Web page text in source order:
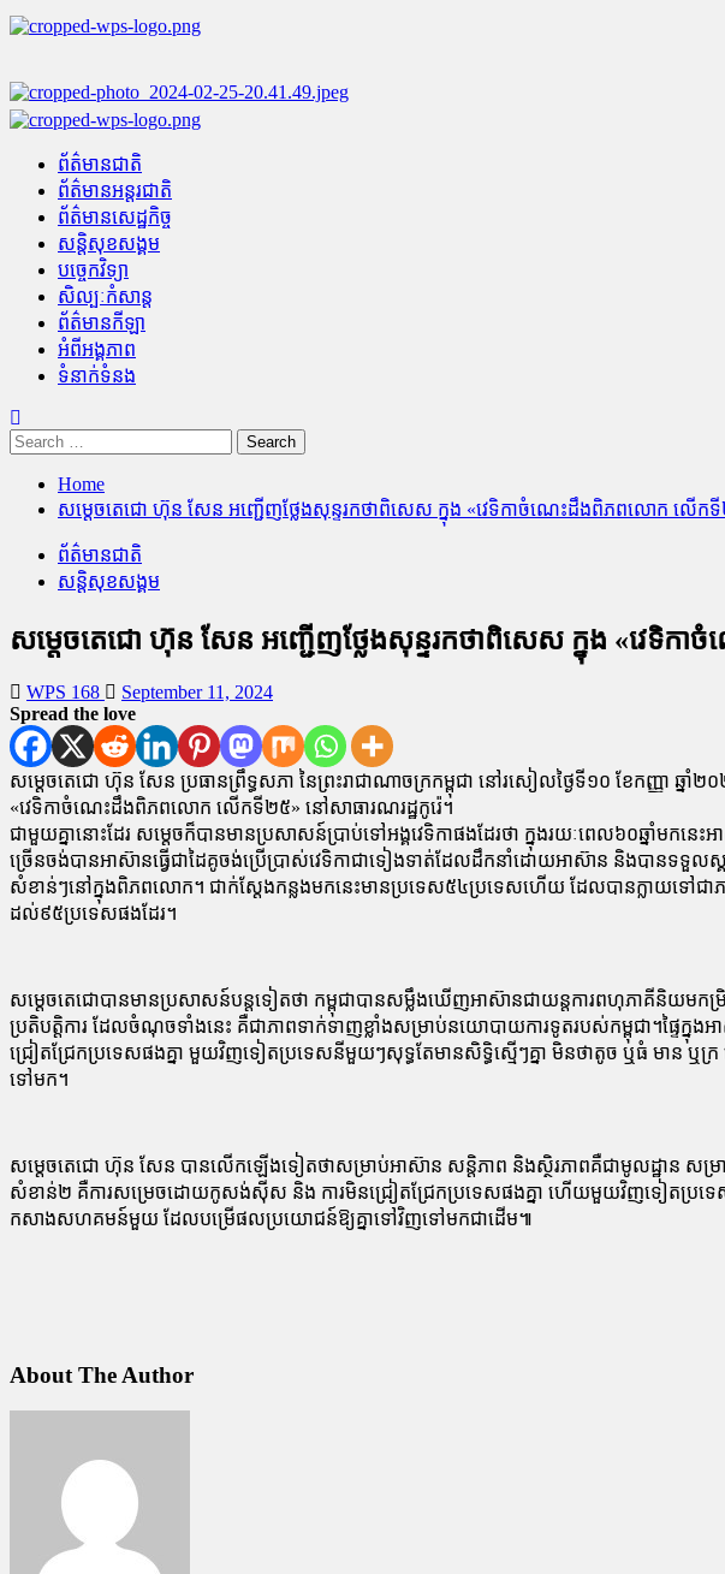
Skip
to
Primary
ព័ត៌មានជាតិ
ព័ត៌មានអន្តរជាតិ
ព័ត៌មានសេដ្ឋកិច្ច
សន្តិសុខសង្គម
បច្ចេកវិទ្យា
សិល្បៈកំសាន្ត
ព័ត៌មានកីឡា
អំពីអង្គភាព
ទំនាក់ទំនង
Search
for:
Home
សម្តេចតេជោ ហ៊ុន សែន អញ្ជើញថ្លែងសុន្ទរកថាពិសេស ក្នុង «វេទិកាចំណេះដឹងពិភពលោក លើក
ព័ត៌មានជាតិ
សន្តិសុខសង្គម
សម្តេចតេជោ ហ៊ុន សែន អញ្ជើញថ្លែងសុន្ទរកថាពិសេស ក្នុង «វេទិ
WPS 168
September 11, 2024
Spread the love
សម្តេចតេជោ ហ៊ុន សែន ប្រធានព្រឹទ្ធសភា នៃព្រះរាជាណាចក្រកម្ពុជា នៅរសៀលថ្ងៃទី១០ ខែកញ្ញា ឆ្នាំ
«វេទិកាចំណេះដឹងពិភពលោក លើកទី២៥» នៅសាធារណរដ្ឋកូរ៉េ។
ជាមួយគ្នានោះដែរ សម្តេចក៏បានមានប្រសាសន៍ប្រាប់ទៅអង្គវេទិកាផងដែរថា ក្នុងរយៈពេល៦០​ឆ្នាំមក​ន
ច្រើន​ចង់​បាន​អាស៊ាន​ធ្វើ​ជាដៃគូ​ចង់​ប្រើ​ប្រា​ស់​វេទិកា​ជា​ទៀងទាត់​ដែលដឹកនាំដោយអាស៊ាន និងបានទទួ
សំខាន់ៗ​នៅ​ក្នុង​ពិភពលោក។ ជាក់ស្តែងកន្លងមកនេះមានប្រទេស៥៤ប្រទេសហើយ ដែលបាន​ក្លាយ​ទៅ​ជា​
ដល់៩៥ប្រទេសផងដែរ។
សម្ដេចតេជោបានមានប្រសាសន៍បន្តទៀតថា កម្ពុជាបានសម្លឹងឃើញអាស៊ានជាយន្តការ​ពហុភាគីនិយម
ប្រតិបត្តិការ ដែលចំណុចទាំងនេះ គឺជាភាពទាក់ទាញខ្លាំងសម្រាប់នយោបាយការទូតរបស់កម្ពុជា។ផ្ទៃ
ជ្រៀតជ្រែកប្រទេសផងគ្នា មួយវិញទៀតប្រទេសនីមួយៗសុទ្ធតែមានសិទ្ធិស្មើៗគ្នា មិនថាតូច ឬធំ មាន
ទៅមក។
សម្តេចតេជោ ហ៊ុន សែន បានលើកឡើងទៀតថាសម្រាប់អាស៊ាន សន្តិភាព និងស្ថិរភាពគឺជាមូលដ្ឋាន សម្រ
សំខាន់២ គឺ​ការ​សម្រេច​ដោយ​កូសង់ស៊ីស និង ការមិនជ្រៀតជ្រែកប្រទេសផងគ្នា ហើយមួយវិញ​ទៀត​ប្រទេស​
កសាងសហគមន៍មួយ ដែលបម្រើផល​ប្រយោជន៍​ឱ្យគ្នាទៅវិញ​ទៅ​មក​ជាដើម​៕
About The Author